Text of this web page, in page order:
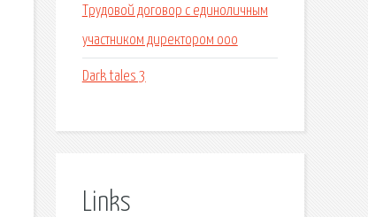
Трудовой договор с единоличным
участником директором ооо
Dark tales 3
Links